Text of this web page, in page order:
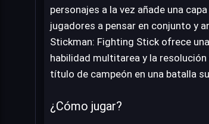
personajes a la vez añade una
jugadores a pensar en conjunto y
Stickman: Fighting Stick ofrece
habilidad multitarea y la
título de campeón en una batalla
¿Cómo jugar?